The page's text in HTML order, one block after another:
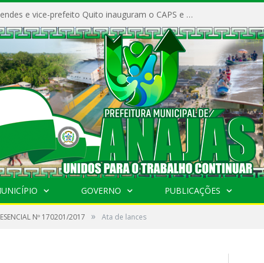
Prefeito Vivaldo Mendes e vice-prefeito Quito inauguram o CAPS e fortalecem a saúde pública em Anajás.
GOVERNO PUBLICAÇÕES
Nº 170201/2017 » Ata de lances